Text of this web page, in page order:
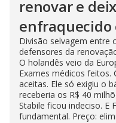
renovar e
Divisão selvagem entre
defensores da
O holandês veio da
Exames médicos feitos.
aceitas. Ele só exigiu o
receberia os R$ 40
Stabile ficou indeciso. E
fundamental. Preço: